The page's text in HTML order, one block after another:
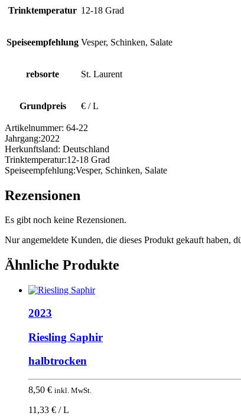
Trinktemperatur 12-18 Grad
Speiseempfehlung Vesper, Schinken, Salate
rebsorte St. Laurent
Grundpreis € / L
Artikelnummer: 64-22
Jahrgang:2022
Herkunftsland: Deutschland
Trinktemperatur:12-18 Grad
Speiseempfehlung:Vesper, Schinken, Salate
Rezensionen
Es gibt noch keine Rezensionen.
Nur angemeldete Kunden, die dieses Produkt gekauft haben,
Ähnliche Produkte
2023
Riesling Saphir
halbtrocken
8,50 € inkl. MwSt.
11,33 € / L